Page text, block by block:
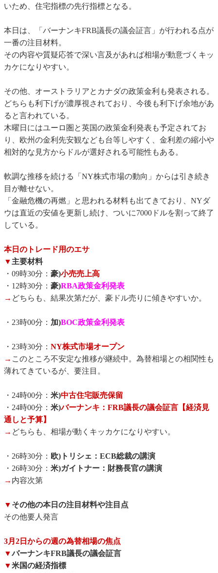
いため、住宅指標の先行指標となる。
本日は、「バーナンキFRB議長の議会証言」が行われる点が
一番の注目材料。
その内容や質疑応答で深い言及があれば相場が動意づくキッ
カケになりやすい。
その他、オーストラリアとカナダの政策金利も発表される。
どちらも利下げが濃厚視されており、今後も利下げ余地があ
ると言われている。
木曜日にはユーロ圏と英国の政策金利発表も予定されてお
り、欧州の金利先安観なども台等しやすく、金利差の縮小や
相対的な見方からドルが選好される可能性もある。
軟調な推移を続ける「NY株式市場の動向」からは引き続き
目が離せない。
「金融危機の再燃」と思われる材料も出てきており、NYダ
ウは直近の安値を更新し続け、ついに7000ドルを割って終了
している。
本日のトレード用のエサ
▼主要材料
・09時30分： 豪)小売売上高
・12時30分： 豪)RBA政策金利発表
→ どちらも、結果次第だが、豪ドル売りに傾きやすいか。
・23時00分： 加)BOC政策金利発表
・23時30分： NY株式市場オープン
→ このところ不安定な推移が継続中。為替相場との相関性も
薄れてきているが、要注目。
・24時00分： 米)中古住宅販売保留
・24時00分： 米)バーナンキ：FRB議長の議会証言【経済見
通しと予算】
→ どちらも、相場が動くキッカケになりやすい。
・26時30分： 欧)トリシェ：ECB総裁の講演
・26時30分： 米)ガイトナー：財務長官の講演
→ 内容次第
▼ その他の本日の注目材料や注目点
その他要人発言
3月2日からの週の為替相場の焦点
▼バーナンキFRB議長の議会証言
▼米国の経済指標